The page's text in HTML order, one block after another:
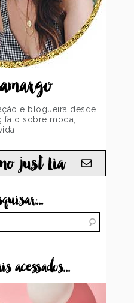
e blogueira desde
sobre moda,
just Lia
acessados...